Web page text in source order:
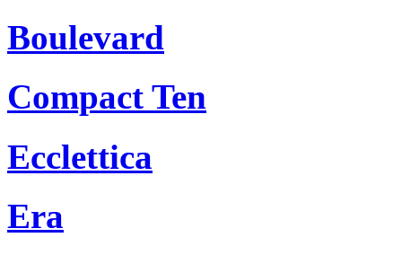
Boulevard
Compact Ten
Ecclettica
Era